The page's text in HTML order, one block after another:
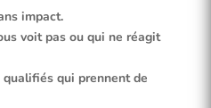
impact.
voit pas ou qui ne réagit
qui prennent de